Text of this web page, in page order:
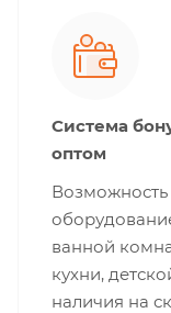
Система
оптом
Возможность
ванной
кухни,
наличия на